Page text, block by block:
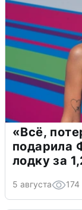
«Всё,
подарила
лодку за
5 августа 174